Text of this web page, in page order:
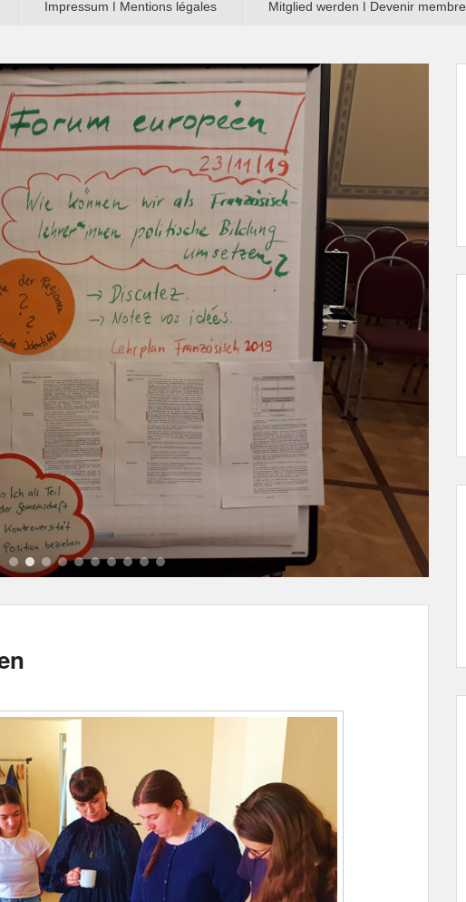
Impressum ǀ Mentions légales Mitglied werden ǀ Devenir membre
2 3 4 5 6 7 8 9 10